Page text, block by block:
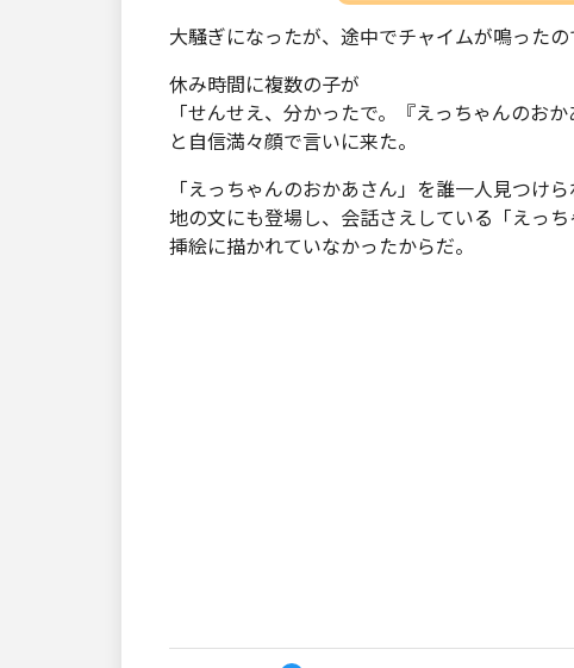
大騒ぎになったが、途中でチャイムが鳴った
休み時間に複数の子が
「せんせえ、分かったで。『えっちゃんのおか
と自信満々顔で言いに来た。
「えっちゃんのおかあさん」を誰一人見つけ
地の文にも登場し、会話さえしている「えっ
挿絵に描かれていなかったからだ。